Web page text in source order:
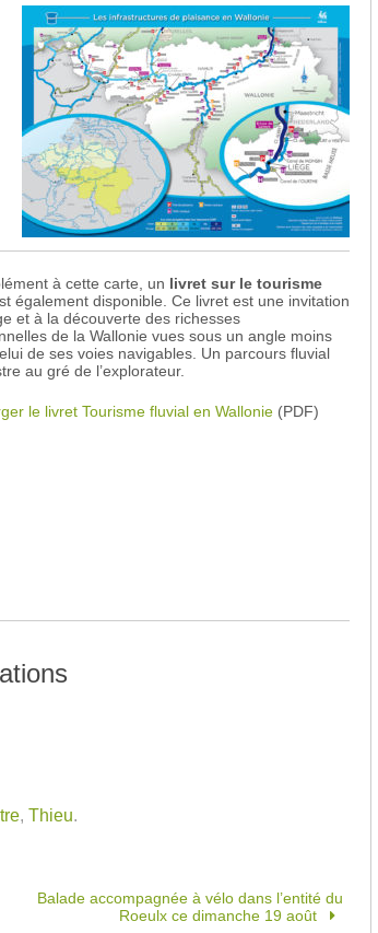
à cette carte, un livret sur le tourisme
également disponible. Ce livret est une invitation
et à la découverte des richesses
de la Wallonie vues sous un angle moins
de ses voies navigables. Un parcours fluvial
au gré de l’explorateur.
le livret Tourisme fluvial en Wallonie (PDF)
, Thieu.
Balade accompagnée à vélo dans l’entité du
Roeulx ce dimanche 19 août